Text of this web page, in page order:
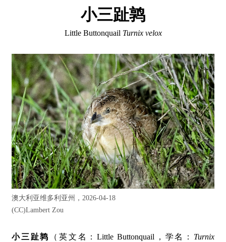
小三趾鹑
Little Buttonquail Turnix velox
澳大利亚维多利亚州，2026-04-18
(CC)Lambert Zou
小三趾鹑 （英文名：Little Buttonquail，学名： Turnix